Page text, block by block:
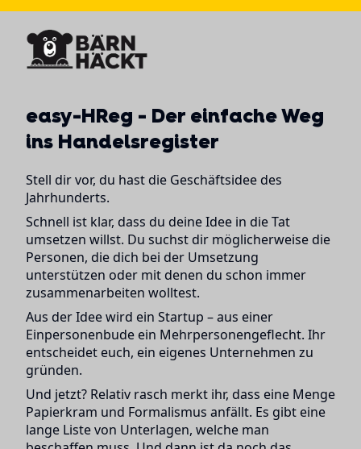
easy-HReg - Der einfache Weg
ins Handelsregister
Stell dir vor, du hast die Geschäftsidee des
Jahrhunderts.
Schnell ist klar, dass du deine Idee in die Tat
umsetzen willst. Du suchst dir möglicherweise die
Personen, die dich bei der Umsetzung
unterstützen oder mit denen du schon immer
zusammenarbeiten wolltest.
Aus der Idee wird ein Startup – aus einer
Einpersonenbude ein Mehrpersonengeflecht. Ihr
entscheidet euch, ein eigenes Unternehmen zu
gründen.
Und jetzt? Relativ rasch merkt ihr, dass eine Menge
Papierkram und Formalismus anfällt. Es gibt eine
lange Liste von Unterlagen, welche man